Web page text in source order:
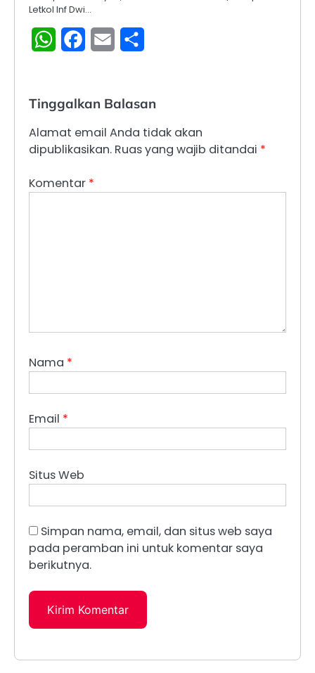
Letkol Inf Dwi…
WhatsAppFacebook
Email
Tinggalkan Balasan
Alamat email Anda tidak akan
dipublikasikan. Ruas yang wajib ditandai *
Komentar *
Nama *
Email *
Situs Web
Simpan nama, email, dan situs web saya
pada peramban ini untuk komentar saya
berikutnya.